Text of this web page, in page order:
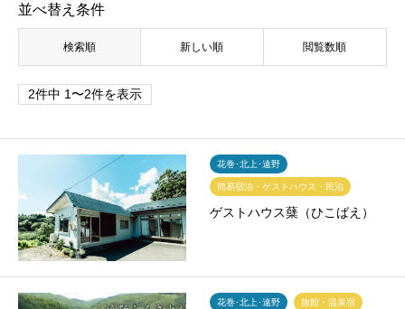
並べ替え条件
検索順 新しい順 閲覧数順
2件中 1〜2件を表示
花巻･北上･遠野
簡易宿泊・ゲストハウス・民泊
ゲストハウス蘖（ひこばえ）
花巻･北上･遠野 旅館・温泉宿